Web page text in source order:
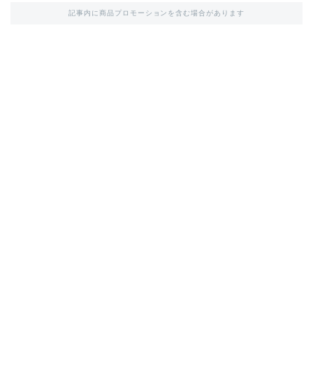
記事内に商品プロモーションを含む場合があります